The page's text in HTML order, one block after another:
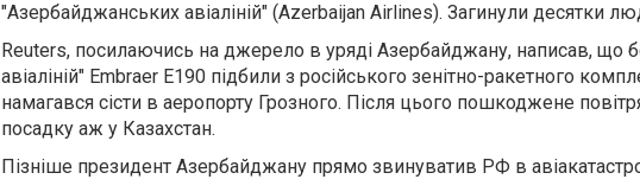
"Азербайджанських авіаліній" (Azerbaijan Airlines). Загинули десятки
Reuters, посилаючись на джерело в уряді Азербайджану, написав, що
авіаліній" Embraer E190 підбили з російського зенітно-ракетного
намагався сісти в аеропорту Грозного. Після цього пошкоджене
посадку аж у Казахстан.
Пізніше президент Азербайджану прямо звинуватив РФ в